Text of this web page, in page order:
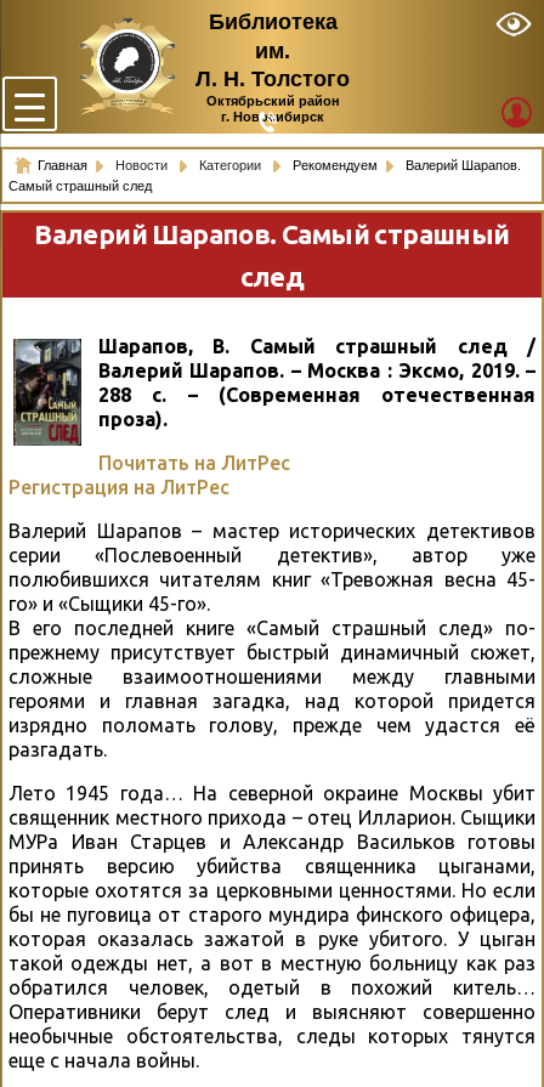
Библиотека
им.
Л. Н. Толстого
Октябрьский район
г. Новосибирск
Главная Новости Категории Рекомендуем
Валерий Шарапов.
Самый страшный след
Валерий Шарапов. Самый страшный
след
Шарапов, В. Самый страшный след /
Валерий Шарапов. – Москва : Эксмо, 2019. –
288 с. – (Современная отечественная
проза).
Почитать на ЛитРес
Регистрация на ЛитРес
Валерий Шарапов – мастер исторических детективов
серии «Послевоенный детектив», автор уже
полюбившихся читателям книг «Тревожная весна 45-
го» и «Сыщики 45-го».
В его последней книге «Самый страшный след» по-
прежнему присутствует быстрый динамичный сюжет,
сложные взаимоотношениями между главными
героями и главная загадка, над которой придется
изрядно поломать голову, прежде чем удастся её
разгадать.
Лето 1945 года… На северной окраине Москвы убит
священник местного прихода – отец Илларион. Сыщики
МУРа Иван Старцев и Александр Васильков готовы
принять версию убийства священника цыганами,
которые охотятся за церковными ценностями. Но если
бы не пуговица от старого мундира финского офицера,
которая оказалась зажатой в руке убитого. У цыган
такой одежды нет, а вот в местную больницу как раз
обратился человек, одетый в похожий китель…
Оперативники берут след и выясняют совершенно
необычные обстоятельства, следы которых тянутся
еще с начала войны.